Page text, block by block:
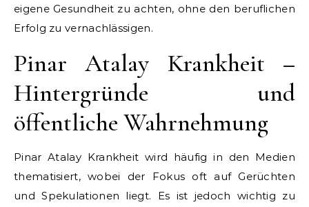
eigene Gesundheit zu achten, ohne den beruflichen
Erfolg zu vernachlässigen.
Pinar Atalay Krankheit –
Hintergründe und
öffentliche Wahrnehmung
Pinar Atalay Krankheit wird häufig in den Medien
thematisiert, wobei der Fokus oft auf Gerüchten
und Spekulationen liegt. Es ist jedoch wichtig zu